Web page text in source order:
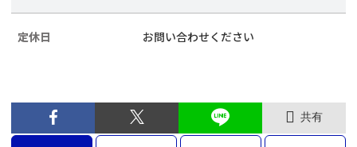
定休日 お問い合わせください
共有